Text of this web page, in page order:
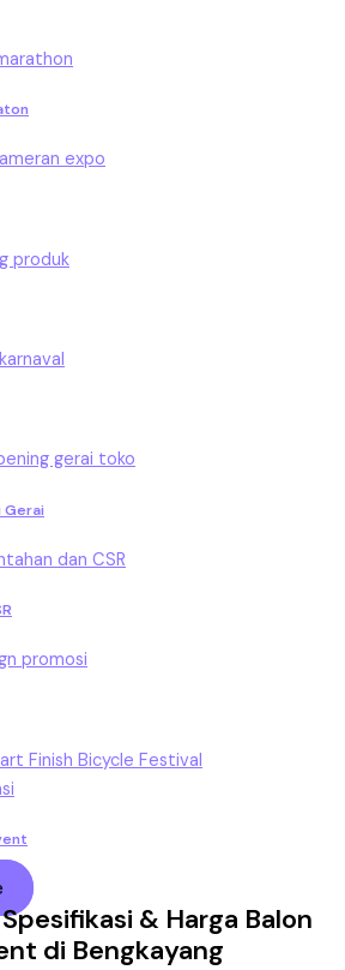
Gerai
& Harga Balon
di Bengkayang